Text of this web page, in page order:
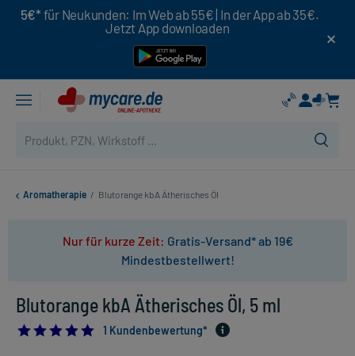
5€* für Neukunden: Im Web ab 55€ | In der App ab 35€.
Jetzt App downloaden
Aromatherapie / Blutorange kbA Ätherisches Öl
Nur für kurze Zeit: Gratis-Versand* ab 19€
Mindestbestellwert!
Blutorange kbA Ätherisches Öl, 5 ml
5.01 Kundenbewertung*